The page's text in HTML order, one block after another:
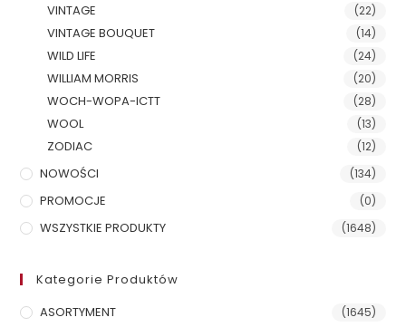
VINTAGE (22)
VINTAGE BOUQUET (14)
WILD LIFE (24)
WILLIAM MORRIS (20)
WOCH-WOPA-ICTT (28)
WOOL (13)
ZODIAC (12)
NOWOŚCI (134)
PROMOCJE (0)
WSZYSTKIE PRODUKTY (1648)
Kategorie Produktów
ASORTYMENT
(1645)